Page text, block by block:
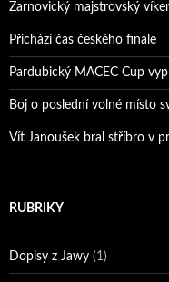
Žarnovický majstrovský
Přichází čas českého finále
Pardubický MACEC Cup
Boj o poslední volné místo
Vít Janoušek bral stříbro v
RUBRIKY
Dopisy z Jawy (1)